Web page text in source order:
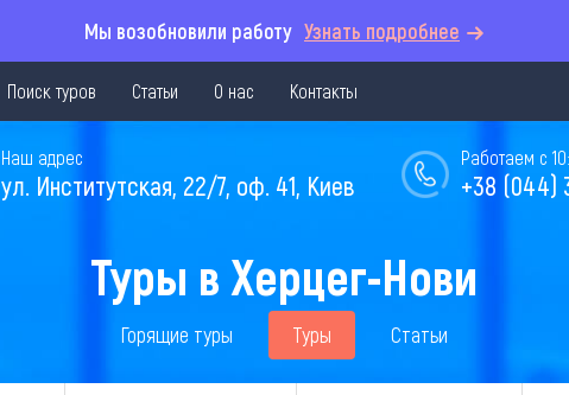
Мы возобновили работу Узнать подробнее
Поиск туров Статьи О нас Контакты
Работаем с
+38 (044)
Наш адрес
ул. Институтская, 22/7, оф. 41, Киев
Туры в Херцег-Нови
Горящие туры Туры Статьи